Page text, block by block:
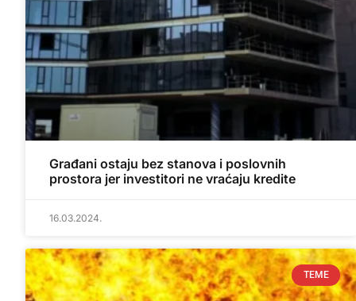
Građani ostaju bez stanova i poslovnih
prostora jer investitori ne vraćaju kredite
16.03.2024.
TEME